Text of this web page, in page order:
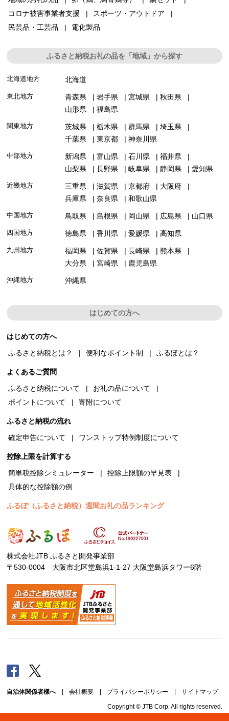
コロナ被害事業者支援
スポーツ・アウトドア
民芸品・工芸品
電化製品
ふるさと納税お礼の品を「地域」から探す
北海道地方 北海道
東北地方 青森県 岩手県 宮城県
秋田県
山形県
福島県
関東地方 茨城県 栃木県 群馬県
埼玉県
千葉県
東京都 神奈川県
中部地方 新潟県 富山県 石川県
福井県
山梨県
長野県 岐阜県 静岡県 愛知県
近畿地方 三重県 滋賀県 京都府
大阪府
兵庫県
奈良県 和歌山県
中国地方 鳥取県 島根県 岡山県 広島県 山口県
四国地方 徳島県 香川県 愛媛県 高知県
九州地方 福岡県 佐賀県 長崎県
熊本県
大分県
宮崎県 鹿児島県
沖縄地方 沖縄県
はじめての方へ
はじめての方へ
ふるさと納税とは？
便利なポイント制 ふるぽとは？
よくあるご質問
ふるさと納税について
お礼の品について
ポイントについて
寄附について
ふるさと納税の流れ
確定申告について
ワンストップ特例制度について
控除上限を計算する
簡単税控除シミュレーター
控除上限額の早見表
具体的な控除額の例
ふるぽ（ふるさと納税）週間お礼の品ランキング
株式会社JTB ふるさと開発事業部
〒530-0004 大阪市北区堂島浜1-1-27 大阪堂島浜タワー6階
Facebook
自治体関係者様へ| 会社概要 | プライバシーポリシー | サイトマップ
Copyright © JTB Corp. All rights reserved.